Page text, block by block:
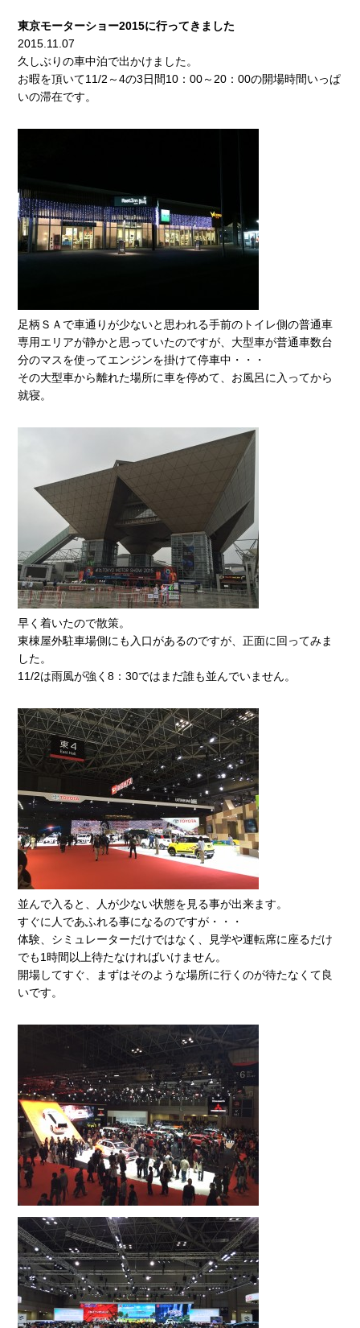
東京モーターショー2015に行ってきました
2015.11.07
久しぶりの車中泊で出かけました。
お暇を頂いて11/2～4の3日間10：00～20：00の開場時間いっぱ
いの滞在です。
足柄ＳＡで車通りが少ないと思われる手前のトイレ側の普通車
専用エリアが静かと思っていたのですが、大型車が普通車数台
分のマスを使ってエンジンを掛けて停車中・・・
その大型車から離れた場所に車を停めて、お風呂に入ってから
就寝。
早く着いたので散策。
東棟屋外駐車場側にも入口があるのですが、正面に回ってみま
した。
11/2は雨風が強く8：30ではまだ誰も並んでいません。
並んで入ると、人が少ない状態を見る事が出来ます。
すぐに人であふれる事になるのですが・・・
体験、シミュレーターだけではなく、見学や運転席に座るだけ
でも1時間以上待たなければいけません。
開場してすぐ、まずはそのような場所に行くのが待たなくて良
いです。